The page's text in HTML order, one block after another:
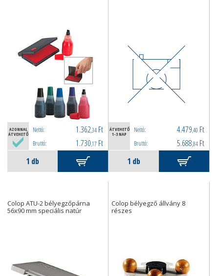
AZONNAL
ÁTVEHETŐ
Nettó: 1.362,34 Ft
Bruttó: 1.730,17 Ft
ÁTVEHETŐ
1-3 NAP
Nettó: 4.479,40 Ft
Bruttó: 5.688,84 Ft
Colop ATU-2 bélyegzőpárna
56x90 mm speciális natúr
Colop bélyegző állvány 8
részes